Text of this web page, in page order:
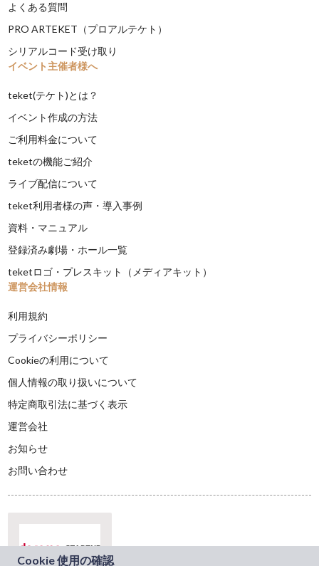
よくある質問
PRO ARTEKET（プロアルテケト）
シリアルコード受け取り
イベント主催者様へ
teket(テケト)とは？
イベント作成の方法
ご利用料金について
teketの機能ご紹介
ライブ配信について
teket利用者様の声・導入事例
資料・マニュアル
登録済み劇場・ホール一覧
teketロゴ・プレスキット（メディアキット）
運営会社情報
利用規約
プライバシーポリシー
Cookieの利用について
個人情報の取り扱いについて
特定商取引法に基づく表示
運営会社
お知らせ
お問い合わせ